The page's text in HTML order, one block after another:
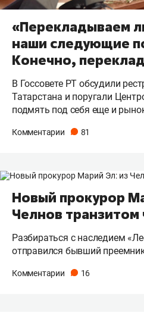
«Перекладываем
наши следующие
Конечно,
В Госсовете РТ обсудили
Татарстана и поругали
подмять под себя еще и
Комментарии 81
Новый прокурор
Челнов транзитом
Разбираться с наследием
отправился бывший
Комментарии 16